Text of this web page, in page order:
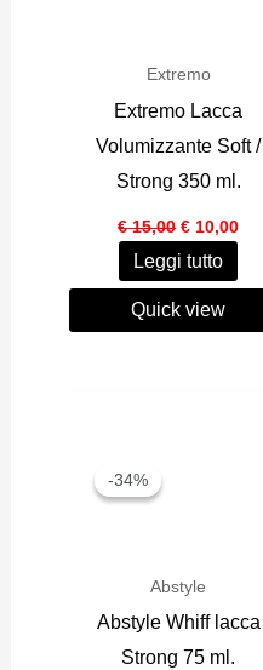
Extremo
Extremo Lacca
Volumizzante Soft /
Strong 350 ml.
€15,00 Il
prezzo
originale
era:
€ 15,00.
€ 10,00
Leggi tutto
Quick view
-34%
-34%
Abstyle
Abstyle Whiff lacca
Strong 75 ml.